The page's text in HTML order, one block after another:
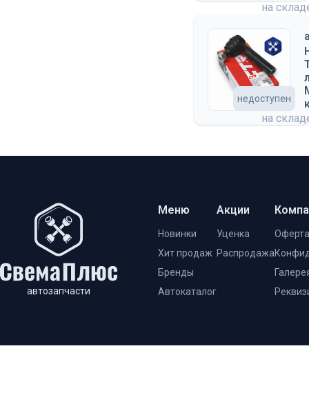
на
на
недоступен
автозапчасти
Меню
Новинки
Хит продаж
Бренды
Автокаталог
Акции
Уценка
Распродажа
Оферта